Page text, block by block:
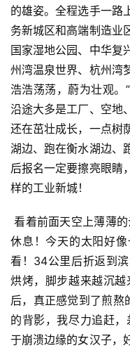
的雄姿。全程选手一路
务新城区和高端制造业
国家湿地公园、中华复
州湾温泉世界、杭州湾
浩浩荡荡，蔚为壮观。
沿途大多是工厂、空地
还在茁壮成长，一点树
湖边、跑在衡水湖边、
后报名一定要擦亮眼睛
样的工业新城！
看着前面天空上薄薄的云层， 多么希望太阳躲进云里休息
休息！今天的太阳好
看！34公里后折返到
烘烤，脚步越来越沉
后，真正感觉到了煎熬
的背影，我尽力追赶
于崩溃边缘的女汉子，